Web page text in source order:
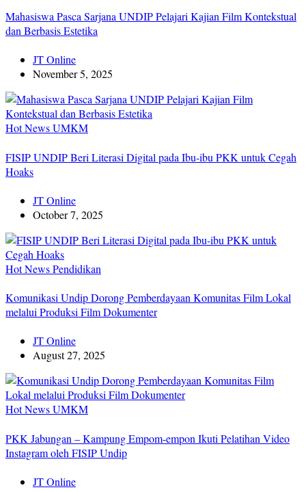
Mahasiswa Pasca Sarjana UNDIP Pelajari Kajian Film Kontekstual
dan Berbasis Estetika
JT Online
November 5, 2025
Hot NewsUMKM
FISIP UNDIP Beri Literasi Digital pada Ibu-ibu PKK untuk Cegah
Hoaks
JT Online
October 7, 2025
Hot NewsPendidikan
Komunikasi Undip Dorong Pemberdayaan Komunitas Film Lokal
melalui Produksi Film Dokumenter
JT Online
August 27, 2025
Hot NewsUMKM
PKK Jabungan – Kampung Empom-empon Ikuti Pelatihan Video
Instagram oleh FISIP Undip
JT Online